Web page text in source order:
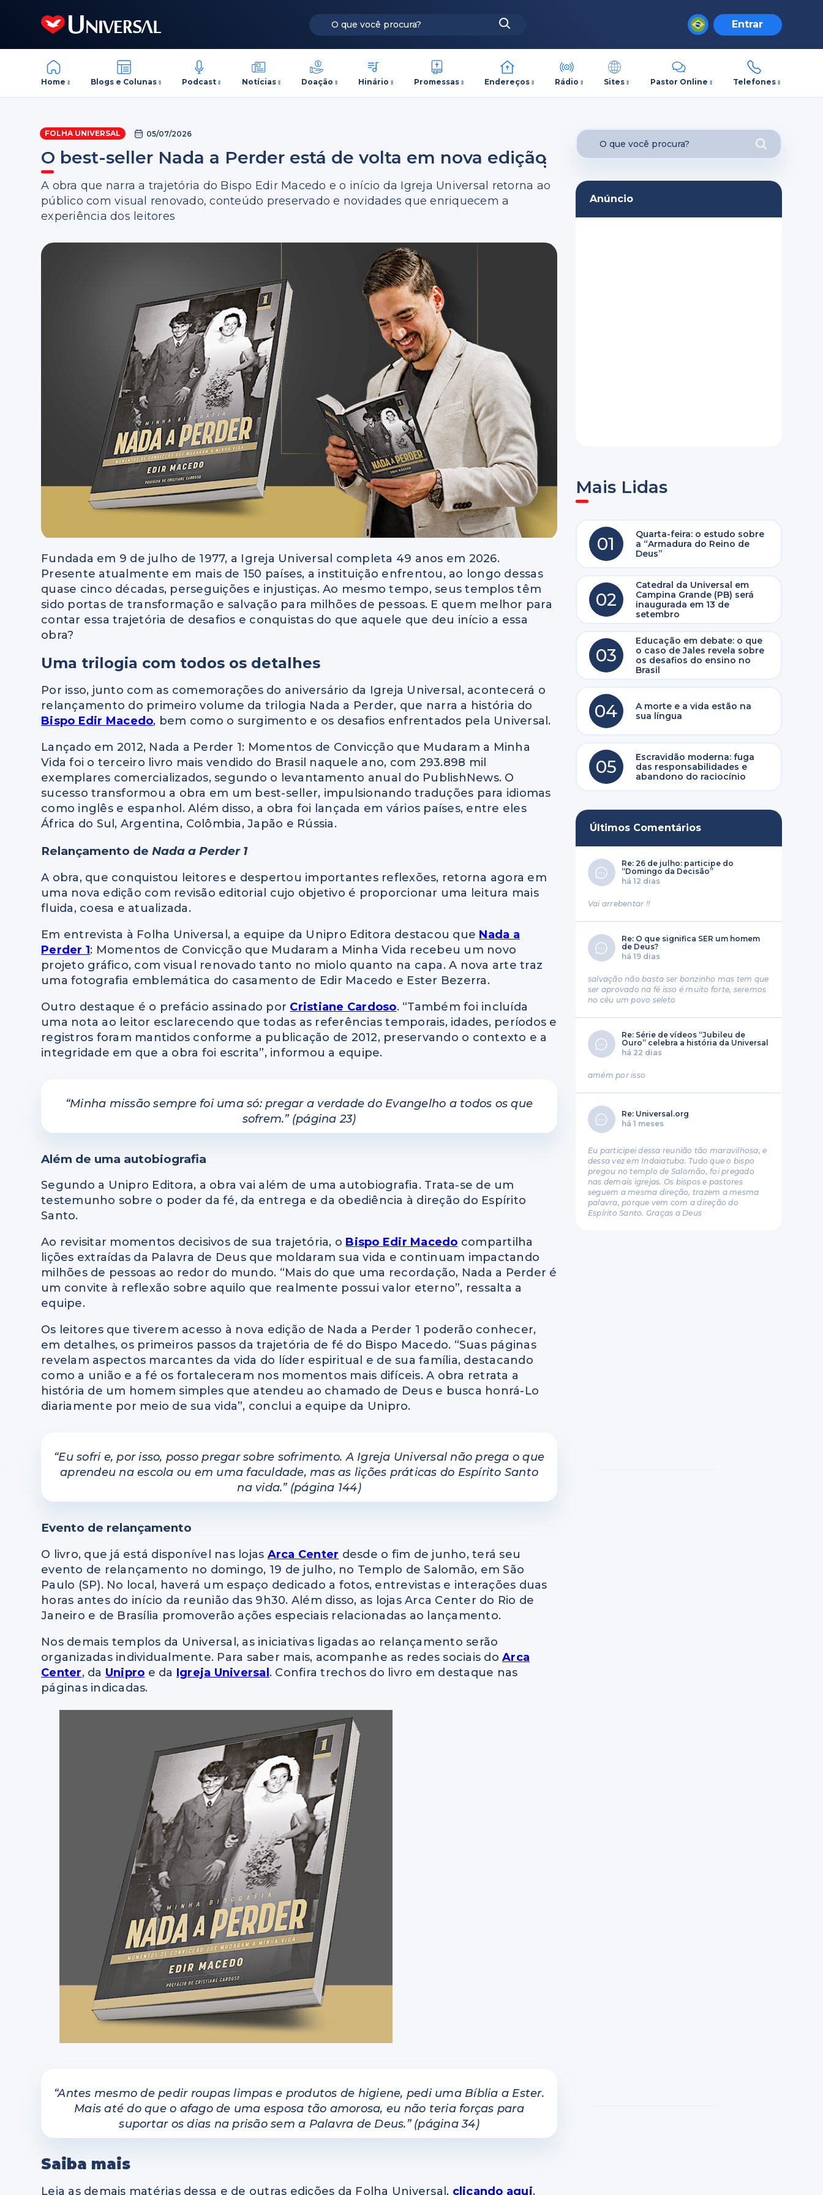
Entrar
Home Blogs e Colunas Podcast Notícias Doação Hinário Promessas Endereços Rádio Sites Pastor Online Telefones
FOLHA UNIVERSAL 05/07/2026
O best-seller Nada a Perder está de volta em nova edição
A obra que narra a trajetória do Bispo Edir Macedo e o início da Igreja Universal retorna ao
público com visual renovado, conteúdo preservado e novidades que enriquecem a
experiência dos leitores
Fundada em 9 de julho de 1977, a Igreja Universal completa 49 anos em 2026.
Presente atualmente em mais de 150 países, a instituição enfrentou, ao longo dessas
quase cinco décadas, perseguições e injustiças. Ao mesmo tempo, seus templos têm
sido portas de transformação e salvação para milhões de pessoas. E quem melhor para
contar essa trajetória de desafios e conquistas do que aquele que deu início a essa
obra?
Uma trilogia com todos os detalhes
Por isso, junto com as comemorações do aniversário da Igreja Universal, acontecerá o
relançamento do primeiro volume da trilogia Nada a Perder, que narra a história do
Bispo Edir Macedo, bem como o surgimento e os desafios enfrentados pela Universal.
Lançado em 2012, Nada a Perder 1: Momentos de Convicção que Mudaram a Minha
Vida foi o terceiro livro mais vendido do Brasil naquele ano, com 293.898 mil
exemplares comercializados, segundo o levantamento anual do PublishNews. O
sucesso transformou a obra em um best-seller, impulsionando traduções para idiomas
como inglês e espanhol. Além disso, a obra foi lançada em vários países, entre eles
África do Sul, Argentina, Colômbia, Japão e Rússia.
Relançamento deNada a Perder 1
A obra, que conquistou leitores e despertou importantes reflexões, retorna agora em
uma nova edição com revisão editorial cujo objetivo é proporcionar uma leitura mais
fluida, coesa e atualizada.
Em entrevista à Folha Universal, a equipe da Unipro Editora destacou que Nada a
Perder 1: Momentos de Convicção que Mudaram a Minha Vida recebeu um novo
projeto gráfico, com visual renovado tanto no miolo quanto na capa. A nova arte traz
uma fotografia emblemática do casamento de Edir Macedo e Ester Bezerra.
Outro destaque é o prefácio assinado por Cristiane Cardoso. “Também foi incluída
uma nota ao leitor esclarecendo que todas as referências temporais, idades, períodos e
registros foram mantidos conforme a publicação de 2012, preservando o contexto e a
integridade em que a obra foi escrita”, informou a equipe.
“Minha missão sempre foi uma só: pregar a verdade do Evangelho a todos os que
sofrem.” (página 23)
Além de uma autobiografia
Segundo a Unipro Editora, a obra vai além de uma autobiografia. Trata-se de um
testemunho sobre o poder da fé, da entrega e da obediência à direção do Espírito
Santo.
Ao revisitar momentos decisivos de sua trajetória, o Bispo Edir Macedo compartilha
lições extraídas da Palavra de Deus que moldaram sua vida e continuam impactando
milhões de pessoas ao redor do mundo. “Mais do que uma recordação, Nada a Perder é
um convite à reflexão sobre aquilo que realmente possui valor eterno”, ressalta a
equipe.
Os leitores que tiverem acesso à nova edição de Nada a Perder 1 poderão conhecer,
em detalhes, os primeiros passos da trajetória de fé do Bispo Macedo. “Suas páginas
revelam aspectos marcantes da vida do líder espiritual e de sua família, destacando
como a união e a fé os fortaleceram nos momentos mais difíceis. A obra retrata a
história de um homem simples que atendeu ao chamado de Deus e busca honrá-Lo
diariamente por meio de sua vida”, conclui a equipe da Unipro.
“Eu sofri e, por isso, posso pregar sobre sofrimento. A Igreja Universal não prega o que
aprendeu na escola ou em uma faculdade, mas as lições práticas do Espírito Santo
na vida.” (página 144)
Evento de relançamento
O livro, que já está disponível nas lojas Arca Center desde o fim de junho, terá seu
evento de relançamento no domingo, 19 de julho, no Templo de Salomão, em São
Paulo (SP). No local, haverá um espaço dedicado a fotos, entrevistas e interações duas
horas antes do início da reunião das 9h30. Além disso, as lojas Arca Center do Rio de
Janeiro e de Brasília promoverão ações especiais relacionadas ao lançamento.
Nos demais templos da Universal, as iniciativas ligadas ao relançamento serão
organizadas individualmente. Para saber mais, acompanhe as redes sociais doArca
Center, da Unipro e da Igreja Universal . Confira trechos do livro em destaque nas
páginas indicadas.
“Antes mesmo de pedir roupas limpas e produtos de higiene, pedi uma Bíblia a Ester.
Mais até do que o afago de uma esposa tão amorosa, eu não teria forças para
suportar os dias na prisão sem a Palavra de Deus.” (página 34)
Saiba mais
Leia as demais matérias dessa e de outras edições da Folha Universal, clicando aqui.
Anúncio
Mais Lidas
01
Quarta-feira: o estudo sobre
a “Armadura do Reino de
Deus”
02
Catedral da Universal em
Campina Grande (PB) será
inaugurada em 13 de
setembro
03
Educação em debate: o que
o caso de Jales revela sobre
os desafios do ensino no
Brasil
04
A morte e a vida estão na
sua língua
05
Escravidão moderna: fuga
das responsabilidades e
abandono do raciocínio
Últimos Comentários
Re: 26 de julho: participe do
“Domingo da Decisão”
há 12 dias
Vai arrebentar !!
Re: O que significa SER um homem
de Deus?
há 19 dias
salvação não basta ser bonzinho mas tem que
ser aprovado na fé isso é muito forte, seremos
no céu um povo seleto
Re: Série de vídeos “Jubileu de
Ouro” celebra a história da Universal
há 22 dias
amém por isso
Re: Universal.org
há 1 meses
Eu participei dessa reunião tão maravilhosa, e
dessa vez em Indaiatuba. Tudo que o bispo
pregou no templo de Salomão, foi pregado
nas demais igrejas. Os bispos e pastores
seguem a mesma direção, trazem a mesma
palavra, porque vem com a direção do
Espírito Santo. Graças a Deus